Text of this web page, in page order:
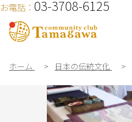
お電話： 03-3708-6125
ホーム > 日本の伝統文化 >